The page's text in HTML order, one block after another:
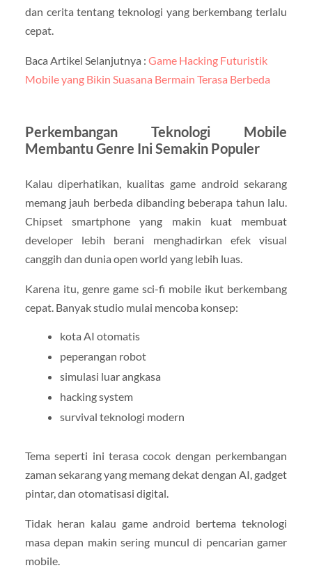
dan cerita tentang teknologi yang berkembang terlalu
cepat.
Baca Artikel Selanjutnya : Game Hacking Futuristik
Mobile yang Bikin Suasana Bermain Terasa Berbeda
Perkembangan Teknologi Mobile
Membantu Genre Ini Semakin Populer
Kalau diperhatikan, kualitas game android sekarang
memang jauh berbeda dibanding beberapa tahun lalu.
Chipset smartphone yang makin kuat membuat
developer lebih berani menghadirkan efek visual
canggih dan dunia open world yang lebih luas.
Karena itu, genre game sci-fi mobile ikut berkembang
cepat. Banyak studio mulai mencoba konsep:
kota AI otomatis
peperangan robot
simulasi luar angkasa
hacking system
survival teknologi modern
Tema seperti ini terasa cocok dengan perkembangan
zaman sekarang yang memang dekat dengan AI, gadget
pintar, dan otomatisasi digital.
Tidak heran kalau game android bertema teknologi
masa depan makin sering muncul di pencarian gamer
mobile.